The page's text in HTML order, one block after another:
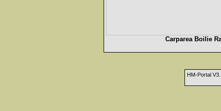
Carparea Boilie
HM-Portal